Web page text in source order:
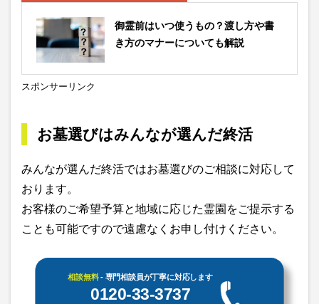
御霊前はいつ使うもの？渡し方や書
き方のマナーについても解説
スポンサーリンク
お墓選びはみんなが選んだ終活
みんなが選んだ終活ではお墓選びのご相談に対応して
おります。
お客様のご希望予算と地域に応じた霊園をご提示する
ことも可能ですので遠慮なくお申し付けください。
相談無料- 専門相談員が丁寧に対応します
0120-33-3737